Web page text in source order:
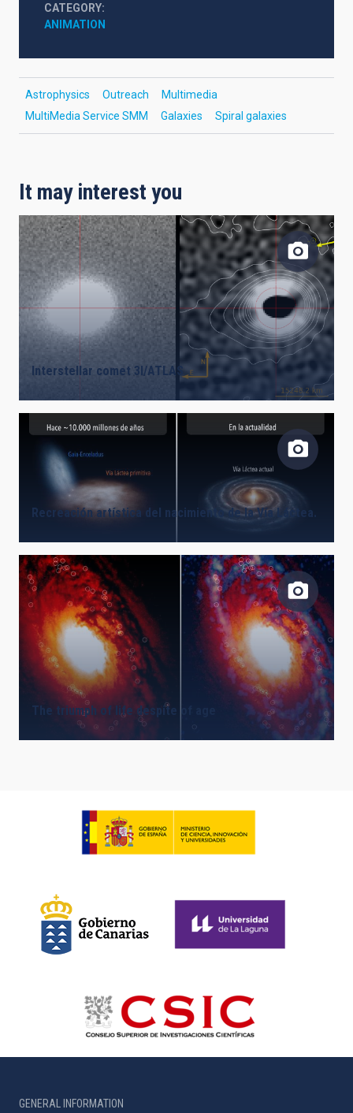
CATEGORY
ANIMATION
Astrophysics Outreach
Multimedia
MultiMedia Service SMM
Galaxies Spiral galaxies
It may interest you
Interstellar comet 3I/ATLAS
Recreación artística del nacimiento de la Vía Láctea.
The triumph of life despite of age
GENERAL INFORMATION